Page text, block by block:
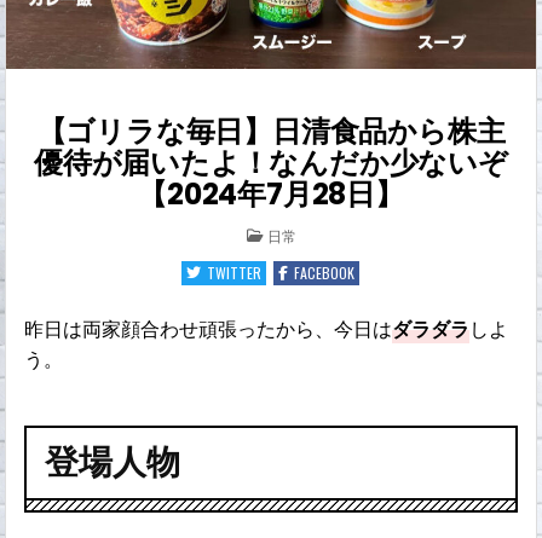
【ゴリラな毎日】日清食品から株主
優待が届いたよ！なんだか少ないぞ
【2024年7月28日】
POSTED
IN
日常
TWITTER
FACEBOOK
昨日は両家顔合わせ頑張ったから、今日はダラダラしよ
う。
登場人物